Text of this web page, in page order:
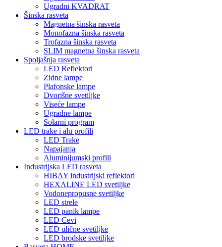
Ugradni KVADRAT
Šinska rasveta
Magnetna šinska rasveta
Monofazna šinska rasveta
Trofazna šinska rasveta
SLIM magnetna šinska rasveta
Spoljašnja rasveta
LED Reflektori
Zidne lampe
Plafonske lampe
Dvorišne svetiljke
Viseće lampe
Ugradne lampe
Solarni program
LED trake i alu profili
LED Trake
Napajanja
Aluminijumski profili
Industrijska LED rasveta
HIBAY industrijski reflektori
HEXALINE LED svetiljke
Vodonepropusne svetiljke
LED strele
LED panik lampe
LED Cevi
LED ulične svetiljke
LED brodske svetiljke